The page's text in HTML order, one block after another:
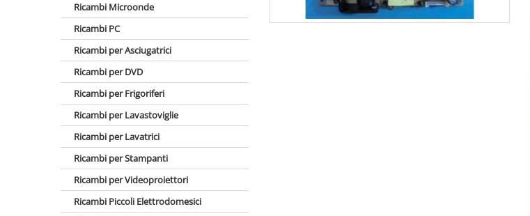
Ricambi Microonde
Ricambi PC
Ricambi per Asciugatrici
Ricambi per DVD
Ricambi per Frigoriferi
Ricambi per Lavastoviglie
Ricambi per Lavatrici
Ricambi per Stampanti
Ricambi per Videoproiettori
Ricambi Piccoli Elettrodomesici